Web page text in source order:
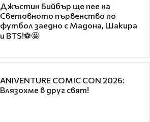
Джъстин Бийбър ще пее на
Световното първенство по
футбол заедно с Мадона, Шакира
и BTS!⚽🤩
ANIVENTURE COMIC CON 2026:
Влязохме в друг свят!